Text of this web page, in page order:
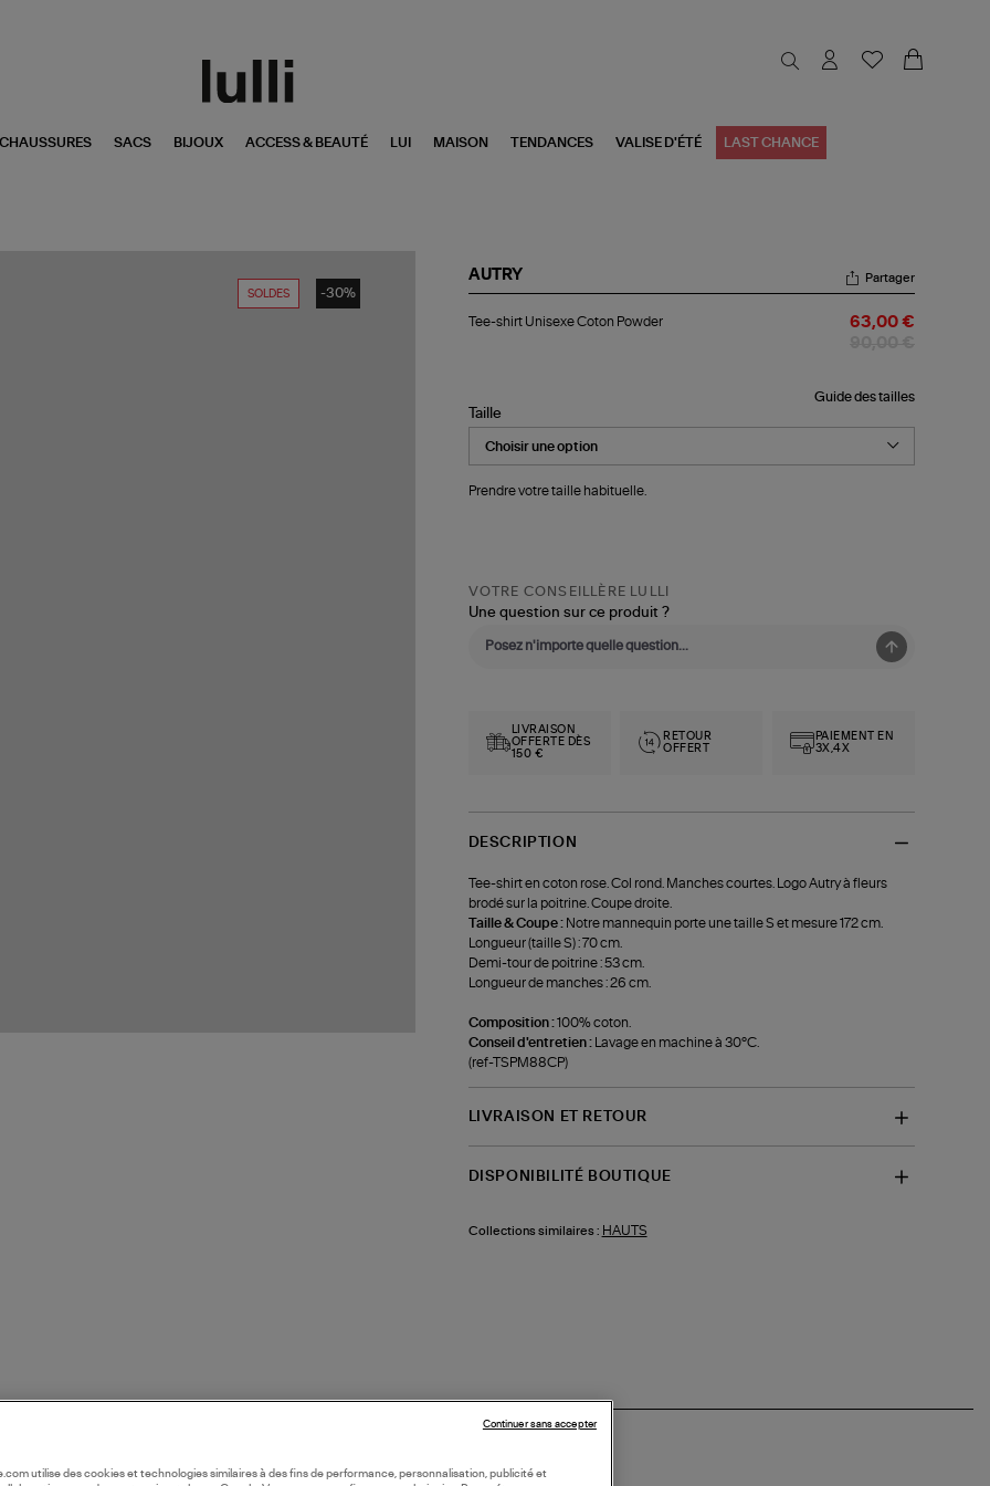
CHAUSSURES SACS BIJOUX ACCESS & BEAUTÉ LUI MAISON TENDANCES VALISE D'ÉTÉ LAST CHANCE
SOLDES -30%
AUTRY
shirt
Partager
Tee-shirt Unisexe Coton Powder 63,00 €
Guide des tailles
Taille
Prendre votre taille habituelle.
VOTRE CONSEILLÈRE LULLI
Une question sur ce produit ?
LIVRAISON
OFFERTE DÈS
150 €
RETOUR
OFFERT
PAIEMENT EN
3X,4X
DESCRIPTION
Tee-shirt en coton rose. Col rond. Manches courtes. Logo Autry à fleurs
brodé sur la poitrine. Coupe droite.
Taille & Coupe : Notre mannequin porte une taille S et mesure 172 cm.
Longueur (taille S) : 70 cm.
Demi-tour de poitrine : 53 cm.
Longueur de manches : 26 cm.
Composition :100% coton.
Conseil d'entretien :
Lavage en machine à 30°C.
(ref-TSPM88CP)
LIVRAISON ET RETOUR
DISPONIBILITÉ BOUTIQUE
Collections similaires : HAUTS
utilise des cookies et technologies similaires à des fins de performance, personnalisation, publicité et
Continuer sans accepter